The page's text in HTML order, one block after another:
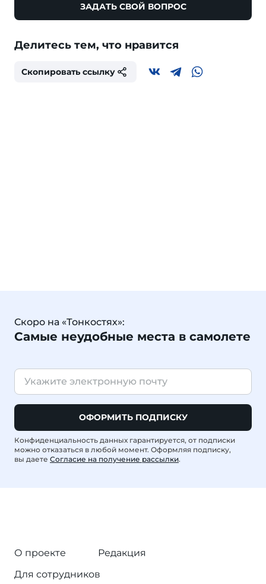
ЗАДАТЬ СВОЙ ВОПРОС
Делитесь тем, что нравится
Скопировать ссылку
Скоро на «Тонкостях»:
Самые неудобные места в самолете
ОФОРМИТЬ ПОДПИСКУ
Конфиденциальность данных гарантируется, от подписки
можно отказаться в любой момент. Оформляя подписку,
вы даете Согласие на получение рассылки.
О проекте
Редакция
Для сотрудников